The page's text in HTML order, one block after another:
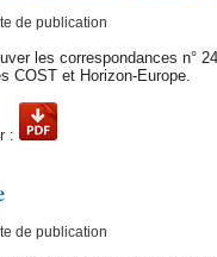
de publication
les correspondances n°
COST et Horizon-Europe.
:
de publication